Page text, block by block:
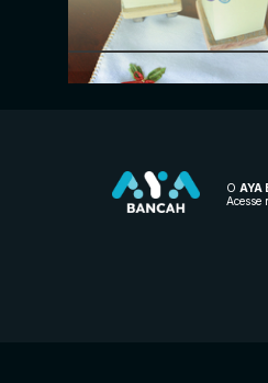
Applique - Arte com as
O AYA
Acesse